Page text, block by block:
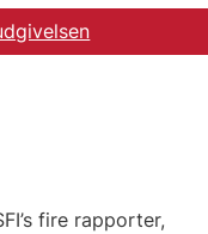
fire rapporter,